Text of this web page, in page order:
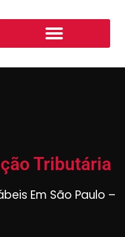
Tributária
Em São Paulo –